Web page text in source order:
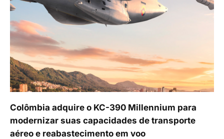
Colômbia adquire o KC-390 Millennium para
modernizar suas capacidades de transporte
aéreo e reabastecimento em voo